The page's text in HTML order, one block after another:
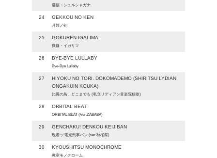
鏖鋸・シュルシャガナ
24 GEKKOU NO KEN
月煌ノ剣
25 GOKUREN IGALIMA
獄鎌・イガリマ
26 BYE-BYE LULLABY
Bye-Bye Lullaby
27
HIYOKU NO TORI. DOKOMADEMO (SHIRITSU LYDIAN
ONGAKUIN KOUKA)
比翼の鳥、どこまでも (私立リディアン音楽院校歌)
28 ORBITAL BEAT
ORBITAL BEAT (Ver.ZABABA)
29 GENCHAKU! DENKOU KEIJIBAN
現着ッ!電光刑事バン (ver.秋桜祭)
30 KYOUSHITSU MONOCHROME
教室モノクローム